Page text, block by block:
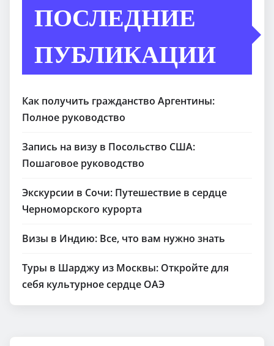
ПОСЛЕДНИЕ
ПУБЛИКАЦИИ
Как получить гражданство Аргентины:
Полное руководство
Запись на визу в Посольство США:
Пошаговое руководство
Экскурсии в Сочи: Путешествие в сердце
Черноморского курорта
Визы в Индию: Все, что вам нужно знать
Туры в Шарджу из Москвы: Откройте для
себя культурное сердце ОАЭ